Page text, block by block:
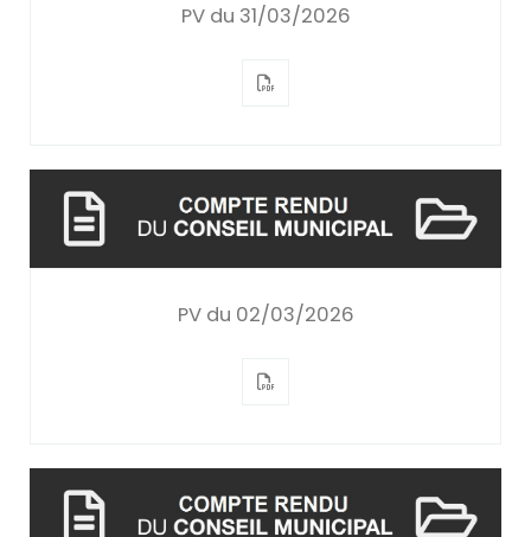
PV du 31/03/2026
PV du 02/03/2026